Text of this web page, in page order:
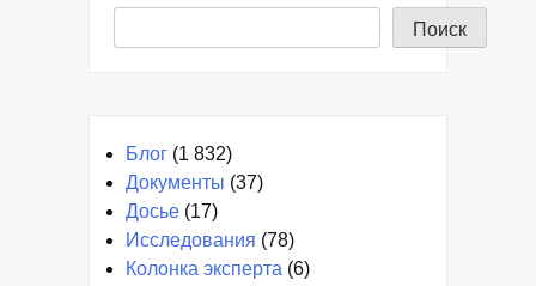
Поиск
Блог (1 832)
Документы (37)
Досье (17)
Исследования (78)
Колонка эксперта (6)